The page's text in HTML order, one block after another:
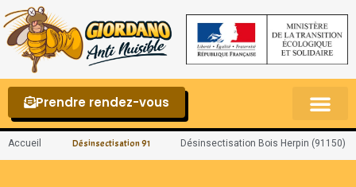
Prendre rendez-vous
Accueil Désinsectisation 91 Désinsectisation Bois Herpin (91150)